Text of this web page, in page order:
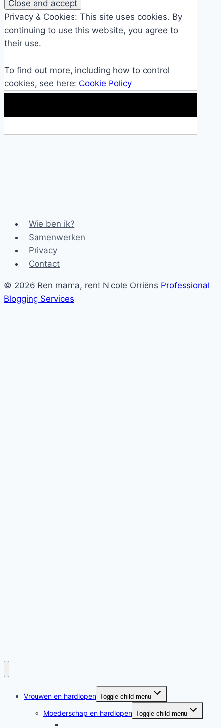
Privacy & Cookies: This site uses cookies. By
continuing to use this website, you agree to
their use.
To find out more, including how to control
cookies, see here: Cookie Policy
Wie ben ik?
Samenwerken
Privacy
Contact
© 2026 Ren mama, ren! Nicole Orriëns Professional
Blogging Services
Vrouwen en hardlopen Toggle child menu
Moederschap en hardlopen Toggle child menu